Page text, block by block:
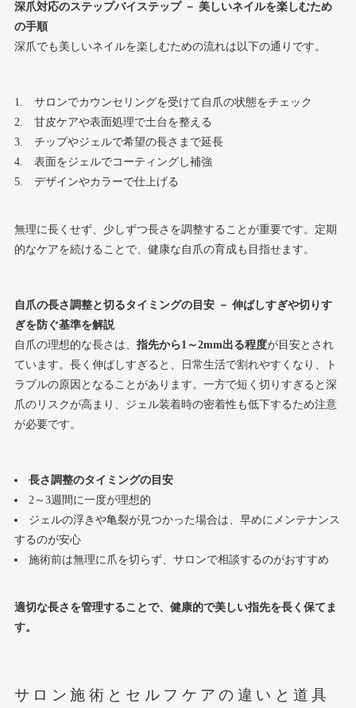
深爪対応のステップバイステップ － 美しいネイルを楽しむため
の手順
深爪でも美しいネイルを楽しむための流れは以下の通りです。
サロンでカウンセリングを受けて自爪の状態をチェック
甘皮ケアや表面処理で土台を整える
チップやジェルで希望の長さまで延長
表面をジェルでコーティングし補強
デザインやカラーで仕上げる
無理に長くせず、少しずつ長さを調整することが重要です。定期
的なケアを続けることで、健康な自爪の育成も目指せます。
自爪の長さ調整と切るタイミングの目安 － 伸ばしすぎや切りす
ぎを防ぐ基準を解説
自爪の理想的な長さは、 指先から1～2mm出る程度が目安とされ
ています。長く伸ばしすぎると、日常生活で割れやすくなり、ト
ラブルの原因となることがあります。一方で短く切りすぎると深
爪のリスクが高まり、ジェル装着時の密着性も低下するため注意
が必要です。
長さ調整のタイミングの目安
2～3週間に一度が理想的
ジェルの浮きや亀裂が見つかった場合は、早めにメンテナンス
するのが安心
施術前は無理に爪を切らず、サロンで相談するのがおすすめ
適切な長さを管理することで、健康的で美しい指先を長く保てま
す。
サロン施術とセルフケアの違いと道具